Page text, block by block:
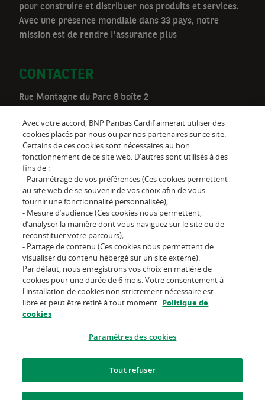
pour construire et distribuer nos produits et services.
Avec une présence mondiale dans 33 pays, notre
mission est de rendre I'assurance plus
CONTACTER
Rue Montagne du Parc 8 boîte 2
Téléphone:02 528 00 03
be.customer@cardif.be
Suivez-nous sur
change
Conditions d'utilisation du site
Politique des cookies
Informations juridiques
Protection des données
Avec votre accord, BNP Paribas Cardif aimerait utiliser des
cookies placés par nous ou par nos partenaires sur ce site.
Certains de ces cookies sont nécessaires au bon
fonctionnement de ce site web. D'autres sont utilisés à des
fins de :
- Paramétrage de vos préférences (Ces cookies permettent
au site web de se souvenir de vos choix afin de vous
fournir une fonctionnalité personnalisée);
- Mesure d’audience (Ces cookies nous permettent,
d’analyser la manière dont vous naviguez sur le site ou de
reconstituer votre parcours);
- Partage de contenu (Ces cookies nous permettent de
visualiser du contenu hébergé sur un site externe).
Par défaut, nous enregistrons vos choix en matière de
cookies pour une durée de 6 mois. Votre consentement à
l'installation de cookies non strictement nécessaire est
libre et peut être retiré à tout moment. Politique de
cookies
Paramètres des cookies
Tout refuser